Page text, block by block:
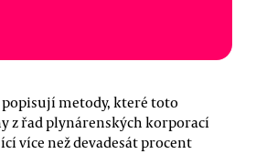
metody, které toto
z řad plynárenských korporací
více než devadesát procent